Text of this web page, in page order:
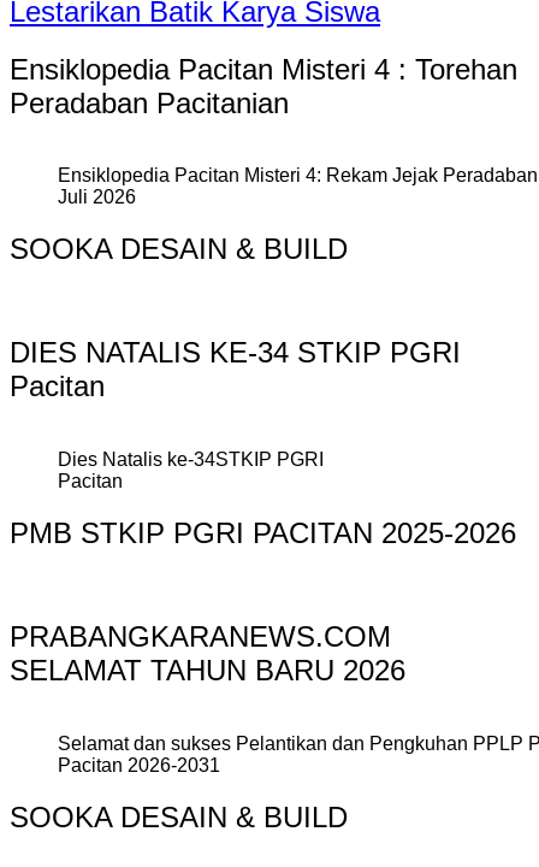
Lestarikan Batik Karya Siswa
Ensiklopedia Pacitan Misteri 4 : Torehan
Peradaban Pacitanian
Ensiklopedia Pacitan Misteri 4: Rekam Jejak
Juli 2026
SOOKA DESAIN & BUILD
DIES NATALIS KE-34 STKIP PGRI
Pacitan
Dies Natalis ke-34STKIP PGRI
Pacitan
PMB STKIP PGRI PACITAN 2025-2026
PRABANGKARANEWS.COM
SELAMAT TAHUN BARU 2026
Selamat dan sukses Pelantikan dan Pengkuhan PPLP
Pacitan 2026-2031
SOOKA DESAIN & BUILD